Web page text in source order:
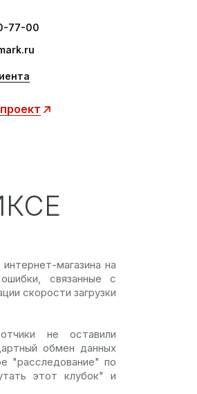
77-00
магазина на
связанные с
скорости загрузки
не оставили
обмен данных
"расследование" по
этот клубок" и